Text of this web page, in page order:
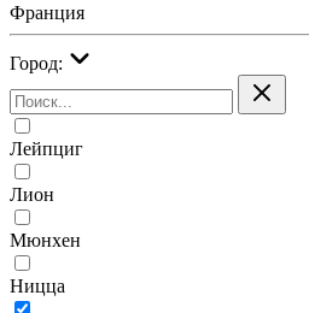
Франция
Город:
Лейпциг
Лион
Мюнхен
Ницца